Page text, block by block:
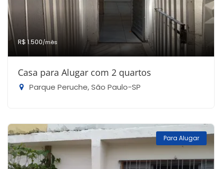
R$ 1.500/mês
Casa para Alugar com 2 quartos
Parque Peruche, São Paulo-SP
Para Alugar